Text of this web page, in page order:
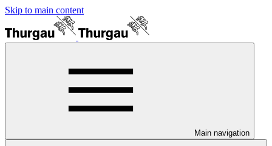
Skip to main content
Main navigation